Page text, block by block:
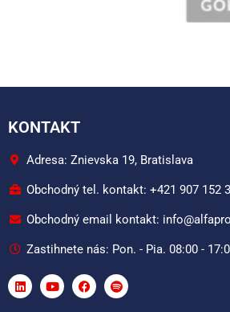
KONTAKT
Adresa: Znievska 19, Bratislava
Obchodný tel. kontakt: +421 907 152
Obchodný email kontakt:
Zastihnete nás: Pon. - Pia. 08:00 -